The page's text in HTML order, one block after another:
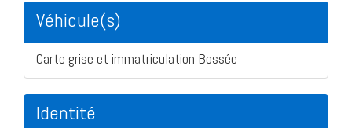
Véhicule(s)
Carte grise et immatriculation Bossée
Identité